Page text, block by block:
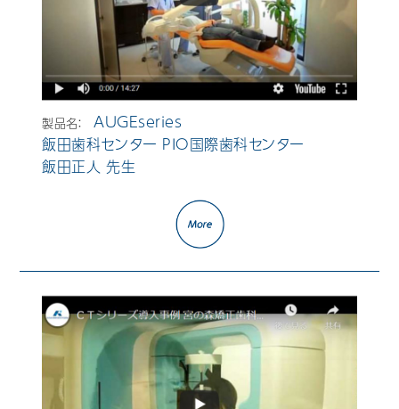
製品名：AUGEseries
飯田歯科センター PIO国際歯科センター
飯田正人 先生